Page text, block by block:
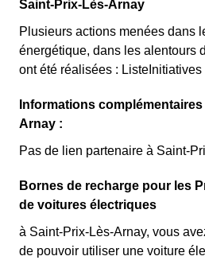
Saint-Prix-Lès-Arnay
Plusieurs actions menées dans
énergétique, dans les alentours
ont été réalisées : ListeInitiatives
Informations
Arnay :
Pas de lien partenaire à Saint-
Bornes de recharge pour les
de voitures électriques
à Saint-Prix-Lès-Arnay, vous
de pouvoir utiliser une voiture